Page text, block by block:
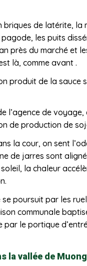
briques de latérite, la
les puits
près du marché et
là, comme avant .
produit de la sauce
l’agence de voyage,
de production de
la cour, on sent
de jarres sont
la chaleur
poursuit par les
communale
par le portique
la vallée de